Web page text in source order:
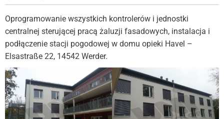
Oprogramowanie wszystkich kontrolerów i jednostki
centralnej sterującej pracą żaluzji fasadowych, instalacja i
podłączenie stacji pogodowej w domu opieki Havel –
Elsastraße 22, 14542 Werder.